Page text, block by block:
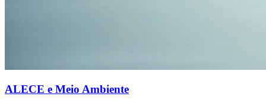
ALECE e Meio Ambiente